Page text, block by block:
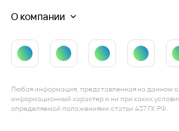
О компании
Любая информация, представленная на данном
информационный характер и ни при каких
определяемой положениями статьи 437 ГК РФ.